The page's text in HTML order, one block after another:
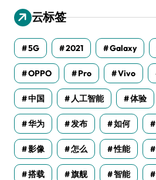
云标签
5G 2021 Galaxy
OPPO Pro Vivo
中国 人工智能 体验
华为 发布 如何
影像 怎么 性能
搭载 旗舰 智能